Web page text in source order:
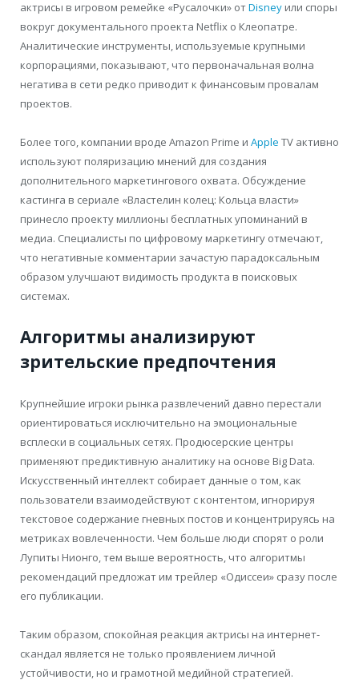
актрисы в игровом ремейке «Русалочки» отDisney или споры
вокруг документального проекта Netflix о Клеопатре.
Аналитические инструменты, используемые крупными
корпорациями, показывают, что первоначальная волна
негатива в сети редко приводит к финансовым провалам
проектов.
Более того, компании вроде Amazon Prime и Apple TV активно
используют поляризацию мнений для создания
дополнительного маркетингового охвата. Обсуждение
кастинга в сериале «Властелин колец: Кольца власти»
принесло проекту миллионы бесплатных упоминаний в
медиа. Специалисты по цифровому маркетингу отмечают,
что негативные комментарии зачастую парадоксальным
образом улучшают видимость продукта в поисковых
системах.
Алгоритмы анализируют
зрительские предпочтения
Крупнейшие игроки рынка развлечений давно перестали
ориентироваться исключительно на эмоциональные
всплески в социальных сетях. Продюсерские центры
применяют предиктивную аналитику на основе Big Data.
Искусственный интеллект собирает данные о том, как
пользователи взаимодействуют с контентом, игнорируя
текстовое содержание гневных постов и концентрируясь на
метриках вовлеченности. Чем больше люди спорят о роли
Лупиты Нионго, тем выше вероятность, что алгоритмы
рекомендаций предложат им трейлер «Одиссеи» сразу после
его публикации.
Таким образом, спокойная реакция актрисы на интернет-
скандал является не только проявлением личной
устойчивости, но и грамотной медийной стратегией.